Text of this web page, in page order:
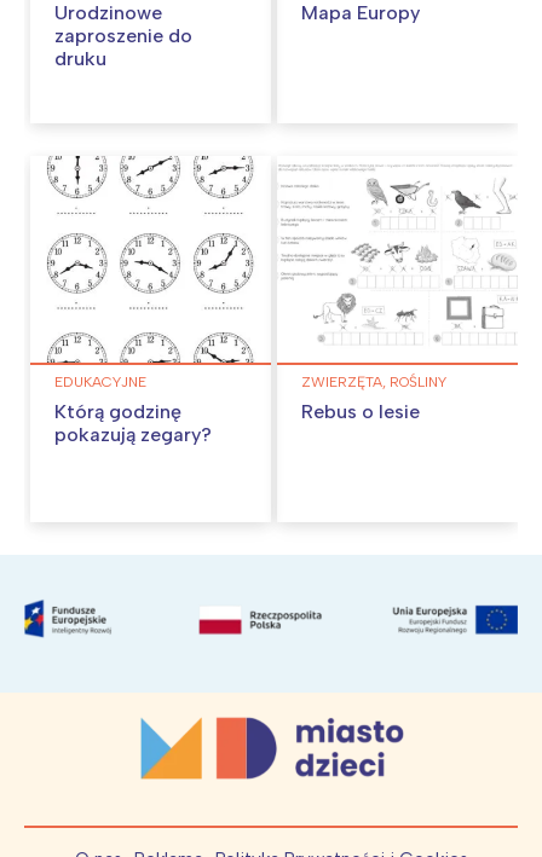
Urodzinowe
zaproszenie do
druku
Mapa Europy
EDUKACYJNE
Którą godzinę
pokazują zegary?
ZWIERZĘTA, ROŚLINY
Rebus o lesie